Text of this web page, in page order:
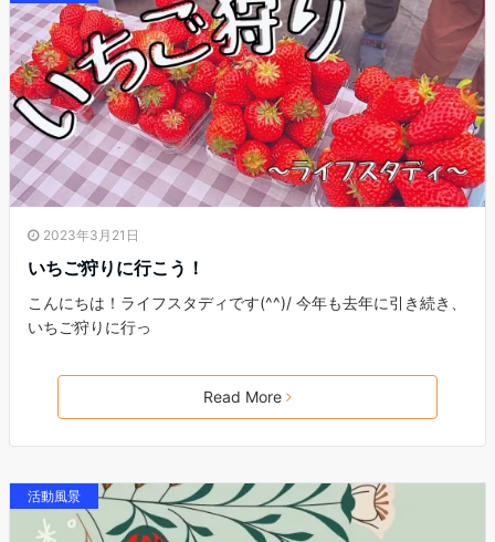
2023年3月21日
いちご狩りに行こう！
こんにちは！ライフスタディです(^^)/ 今年も去年に引き続き、
いちご狩りに行っ
Read More
活動風景